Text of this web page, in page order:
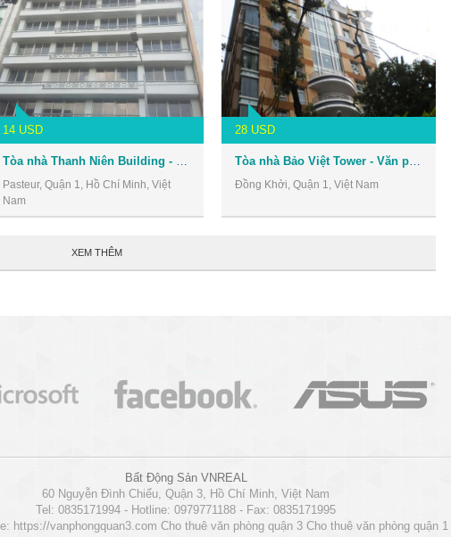
14 USD
Pasteur, Quận 1, Hồ Chí Minh, Việt
Nam
28 USD
Đồng Khởi, Quận 1, Việt Nam
XEM THÊM
Bất Động Sản VNREAL
60 Nguyễn Đình Chiểu, Quận 3, Hồ Chí Minh, Việt Nam
Tel: 0835171994 - Hotline: 0979771188 - Fax: 0835171995
https://vanphongquan3.com Cho thuê văn phòng quận 3 Cho thuê văn phòng quận 1